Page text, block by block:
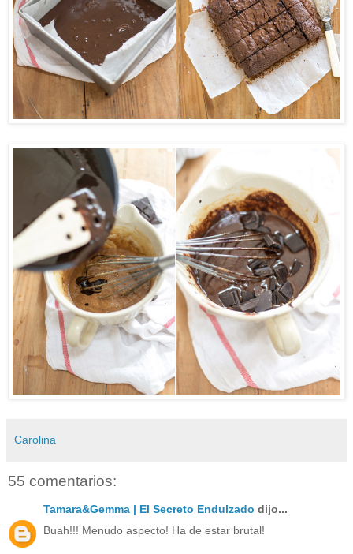
Carolina
55 comentarios:
Tamara&Gemma | El Secreto Endulzado dijo...
Buah!!! Menudo aspecto! Ha de estar brutal!